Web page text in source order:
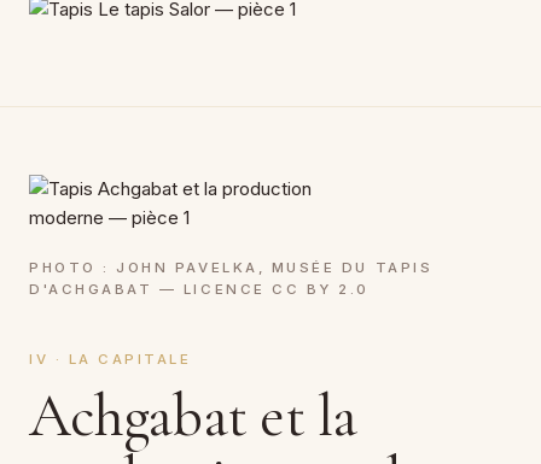
PHOTO : JOHN PAVELKA, MUSÉE DU TAPIS
D'ACHGABAT — LICENCE CC BY 2.0
IV · LA CAPITALE
Achgabat et la